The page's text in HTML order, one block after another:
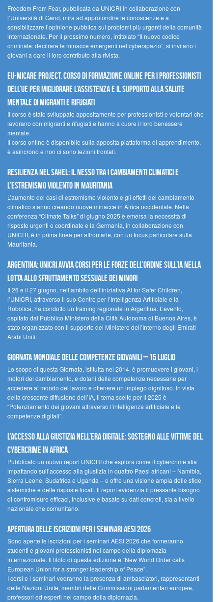
Freedom From Fear, pubblicata da UNICRI in collaborazione con
l’Università di Gand, mira ad approfondire le conoscenze e a
sensibilizzare l’opinione pubblica sui problemi più urgenti della comunità
internazionale. Per il prossimo numero, intitolato “Il nuovo codice
criminale: decifrare le minacce emergenti nel cyberspazio”, si invitano i
giovani a dare il loro contributo alla rivista.
EU-MiCare Project. Corso di formazione online per i professionisti
dell’UE per migliorare l’assistenza e il supporto alla salute
mentale di migranti e rifugiati
Il corso è stato sviluppato appositamente per professionisti e volontari che
lavorano con migranti e rifugiati e hanno a cuore il loro benessere
mentale.
Il corso online è disponibile sulla apposita piattaforma di apprendimento,
è asincrono e non ci sono lezioni frontali.
Resilienza nel Sahel: il nesso tra i cambiamenti climatici e
l’estremismo violento in Mauritania
L’aumento dei casi di estremismo violento e gli effetti del cambiamento
climatico stanno creando nuove minacce in Africa occidentale. Nella
conferenza “Climate Talks” di giugno 2025 è emersa la necessità di
risposte urgenti e coordinate e la Germania, in collaborazione con
UNICRI, è in prima linea per affrontarle, con un focus particolare sulla
Mauritania.
Argentina: UNICRI avvia corsi per le forze dell’ordine sull’IA nella
lotta allo sfruttamento sessuale dei minori
Il 26 e il 27 giugno, nell’ambito dell’iniziativa AI for Safer Children,
l’UNICRI, attraverso il suo Centro per l’Intelligenza Artificiale e la
Robotica, ha condotto un training regionale in Argentina. L’evento,
ospitato dal Pubblico Ministero della Città Autonoma di Buenos Aires, è
stato organizzato con il supporto del Ministero dell’Interno degli Emirati
Arabi Uniti.
Giornata Mondiale delle Competenze Giovanili – 15 luglio
Lo scopo di questa Giornata, istituita nel 2014, è promuovere i giovani, i
motori del cambiamento, e dotarli delle competenze necessarie per
accedere al mondo del lavoro e ottenere un impiego dignitoso. In vista
della crescente diffusione dell’IA, il tema scelto per il 2025 è
“Potenziamento dei giovani attraverso l’intelligenza artificiale e le
competenze digitali”.
L’accesso alla giustizia nell’era digitale: sostegno alle vittime del
cybercrime in Africa
Pubblicato un nuovo report UNICRI che esplora come il cybercrime stia
impattando sull’accesso alla giustizia in quattro Paesi africani – Namibia,
Sierra Leone, Sudafrica e Uganda – e offre una visione ampia delle sfide
sistemiche e delle risposte locali. Il report evidenzia il pressante bisogno
di contromisure efficaci, inclusive e basate su dati concreti, sia a livello
nazionale che comunitario.
Apertura delle iscrizioni per i seminari AESI 2026
Sono aperte le iscrizioni per i seminari AESI 2026 che formeranno
studenti e giovani professionisti nel campo della diplomazia
internazionale. Il titolo di questa edizione è “New World Order calls
European Union for a stronger leadership of Peace”.
I corsi e i seminari vedranno la presenza di ambasciatori, rappresentanti
delle Nazioni Unite, membri delle Commissioni parlamentari europee,
professori ed esperti nel campo della diplomazia.